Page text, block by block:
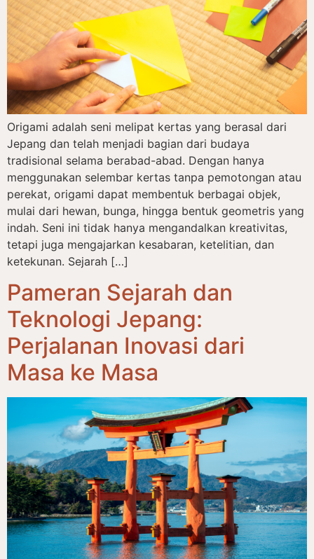
Origami adalah seni melipat kertas yang berasal dari
Jepang dan telah menjadi bagian dari budaya
tradisional selama berabad-abad. Dengan hanya
menggunakan selembar kertas tanpa pemotongan atau
perekat, origami dapat membentuk berbagai objek,
mulai dari hewan, bunga, hingga bentuk geometris yang
indah. Seni ini tidak hanya mengandalkan kreativitas,
tetapi juga mengajarkan kesabaran, ketelitian, dan
ketekunan. Sejarah […]
Pameran Sejarah dan
Teknologi Jepang:
Perjalanan Inovasi dari
Masa ke Masa